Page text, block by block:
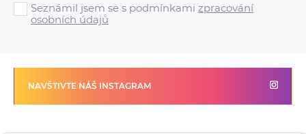
Seznámil jsem se s podmínkami zpracování
osobních údajů
NAVŠTIVTE NÁŠ INSTAGRAM